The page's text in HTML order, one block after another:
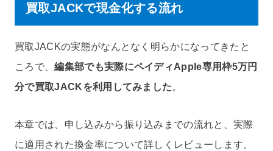
買取JACKで現金化する流れ
買取JACKの実態がなんとなく明らかになってきたと
ころで、編集部でも実際にペイディApple専用枠5万円
分で買取JACKを利用してみました。
本章では、申し込みから振り込みまでの流れと、実際
に適用された換金率について詳しくレビューします。